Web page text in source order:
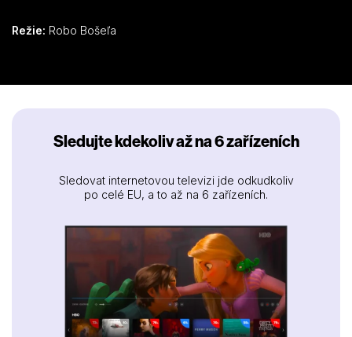
Režie: Robo Bošeľa
Sledujte kdekoliv až na 6 zařízeních
Sledovat internetovou televizi jde odkudkoliv
po celé EU, a to až na 6 zařízeních.